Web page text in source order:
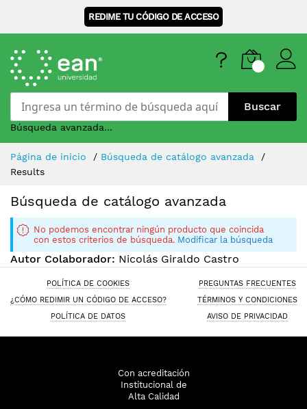
REDIME TU CÓDIGO DE ACCESO
Buscar
Búsqueda avanzada...
Skip
Content
Página de inicio
Búsqueda de catálogo avanzada
Results
Búsqueda de catálogo avanzada
No podemos encontrar ningún producto que coincida
con estos criterios de búsqueda. Modificar la búsqueda
Autor Colaborador: Nicolás Giraldo Castro
POLÍTICA DE COOKIES
PREGUNTAS FRECUENTES
¿CÓMO REDIMIR UN CÓDIGO DE ACCESO?
TÉRMINOS Y CONDICIONES
POLÍTICA DE DATOS
AVISO DE PRIVACIDAD
Con acreditación
Institucional de
Alta Calidad